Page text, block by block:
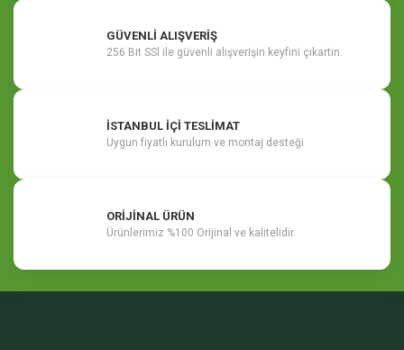
GÜVENLİ ALIŞVERİŞ
256 Bit SSl ile güvenli alışverişin keyfini çıkartın.
İSTANBUL İÇİ TESLİMAT
Uygun fiyatlı kurulum ve montaj desteği
ORİJİNAL ÜRÜN
Ürünlerimiz %100 Orijinal ve kalitelidir.